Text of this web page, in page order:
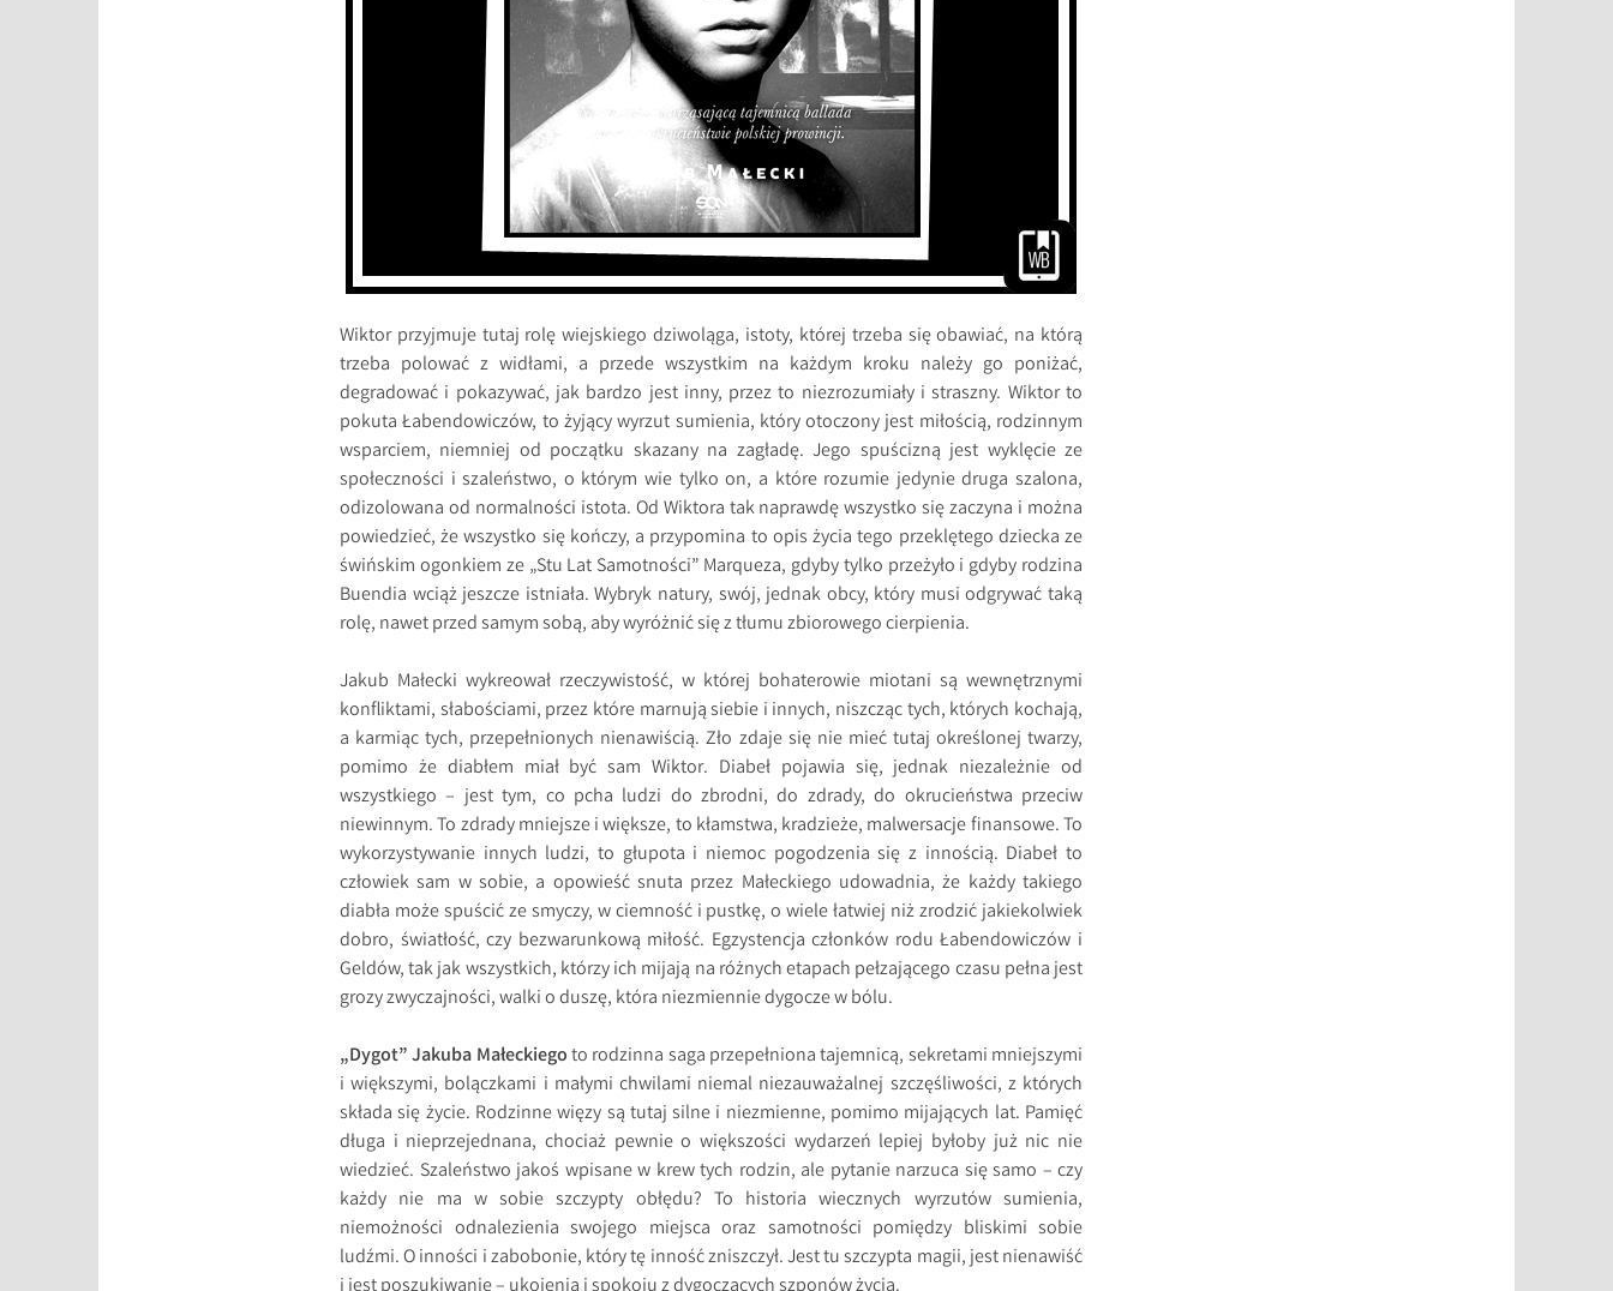
Wiktor przyjmuje tutaj rolę wiejskiego dziwoląga, istoty, której trzeba się obawiać, na którą
trzeba polować z widłami, a przede wszystkim na każdym kroku należy go poniżać,
degradować i pokazywać, jak bardzo jest inny, przez to niezrozumiały i straszny. Wiktor to
pokuta Łabendowiczów, to żyjący wyrzut sumienia, który otoczony jest miłością, rodzinnym
wsparciem, niemniej od początku skazany na zagładę. Jego spuścizną jest wyklęcie ze
społeczności i szaleństwo, o którym wie tylko on, a które rozumie jedynie druga szalona,
odizolowana od normalności istota. Od Wiktora tak naprawdę wszystko się zaczyna i można
powiedzieć, że wszystko się kończy, a przypomina to opis życia tego przeklętego dziecka ze
świńskim ogonkiem ze „Stu Lat Samotności” Marqueza, gdyby tylko przeżyło i gdyby rodzina
Buendia wciąż jeszcze istniała. Wybryk natury, swój, jednak obcy, który musi odgrywać taką
rolę, nawet przed samym sobą, aby wyróżnić się z tłumu zbiorowego cierpienia.
Jakub Małecki wykreował rzeczywistość, w której bohaterowie miotani są wewnętrznymi
konfliktami, słabościami, przez które marnują siebie i innych, niszcząc tych, których kochają,
a karmiąc tych, przepełnionych nienawiścią. Zło zdaje się nie mieć tutaj określonej twarzy,
pomimo że diabłem miał być sam Wiktor. Diabeł pojawia się, jednak niezależnie od
wszystkiego – jest tym, co pcha ludzi do zbrodni, do zdrady, do okrucieństwa przeciw
niewinnym. To zdrady mniejsze i większe, to kłamstwa, kradzieże, malwersacje finansowe. To
wykorzystywanie innych ludzi, to głupota i niemoc pogodzenia się z innością. Diabeł to
człowiek sam w sobie, a opowieść snuta przez Małeckiego udowadnia, że każdy takiego
diabła może spuścić ze smyczy, w ciemność i pustkę, o wiele łatwiej niż zrodzić jakiekolwiek
dobro, światłość, czy bezwarunkową miłość. Egzystencja członków rodu Łabendowiczów i
Geldów, tak jak wszystkich, którzy ich mijają na różnych etapach pełzającego czasu pełna jest
grozy zwyczajności, walki o duszę, która niezmiennie dygocze w bólu.
„Dygot” Jakuba Małeckiegoto rodzinna saga przepełniona tajemnicą, sekretami mniejszymi
i większymi, bolączkami i małymi chwilami niemal niezauważalnej szczęśliwości, z których
składa się życie. Rodzinne więzy są tutaj silne i niezmienne, pomimo mijających lat. Pamięć
długa i nieprzejednana, chociaż pewnie o większości wydarzeń lepiej byłoby już nic nie
wiedzieć. Szaleństwo jakoś wpisane w krew tych rodzin, ale pytanie narzuca się samo – czy
każdy nie ma w sobie szczypty obłędu? To historia wiecznych wyrzutów sumienia,
niemożności odnalezienia swojego miejsca oraz samotności pomiędzy bliskimi sobie
ludźmi. O inności i zabobonie, który tę inność zniszczył. Jest tu szczypta magii, jest nienawiść